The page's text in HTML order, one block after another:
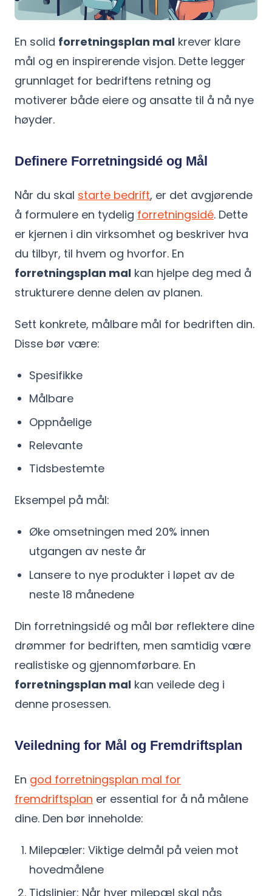
En solid forretningsplan mal krever klare
mål og en inspirerende visjon. Dette legger
grunnlaget for bedriftens retning og
motiverer både eiere og ansatte til å nå nye
høyder.
Definere Forretningsidé og Mål
Når du skal starte bedrift, er det avgjørende
å formulere en tydelig forretningsidé. Dette
er kjernen i din virksomhet og beskriver hva
du tilbyr, til hvem og hvorfor. En
forretningsplan mal kan hjelpe deg med å
strukturere denne delen av planen.
Sett konkrete, målbare mål for bedriften din.
Disse bør være:
Spesifikke
Målbare
Oppnåelige
Relevante
Tidsbestemte
Eksempel på mål:
Øke omsetningen med 20% innen
utgangen av neste år
Lansere to nye produkter i løpet av de
neste 18 månedene
Din forretningsidé og mål bør reflektere dine
drømmer for bedriften, men samtidig være
realistiske og gjennomførbare. En
forretningsplan mal kan veilede deg i
denne prosessen.
Veiledning for Mål og Fremdriftsplan
En god forretningsplan mal for
fremdriftsplan er essential for å nå målene
dine. Den bør inneholde:
Milepæler: Viktige delmål på veien mot
hovedmålene
Tidslinjer: Når hver milepæl skal nås